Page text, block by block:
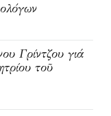
Γρίντζου γιά
τοῦ